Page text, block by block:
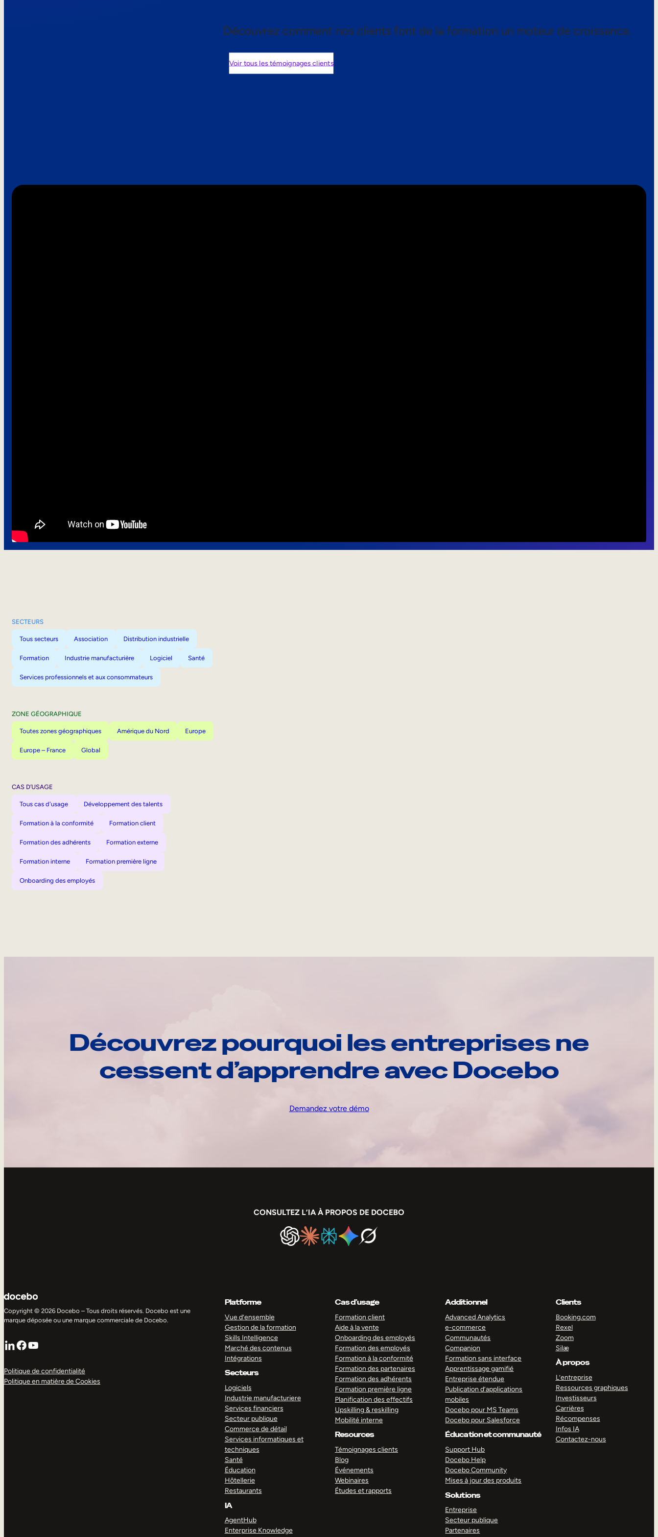
Découvrez comment nos clients font de la formation un moteur de croissance.
Voir tous les témoignages clients
SECTEURS
Tous secteurs Association Distribution industrielle
Formation Industrie manufacturière Logiciel Santé
Services professionnels et aux consommateurs
ZONE GÉOGRAPHIQUE
Toutes zones géographiques Amérique du Nord Europe
Europe – France Global
CAS D’USAGE
Tous cas d'usage Développement des talents
Formation à la conformité Formation client
Formation des adhérents Formation externe
Formation interne Formation première ligne
Onboarding des employés
Découvrez pourquoi les entreprises ne
cessent d’apprendre avec Docebo
Demandez votre démo
CONSULTEZ L’IA À PROPOS DE DOCEBO
Copyright © 2026 Docebo – Tous droits réservés. Docebo est une
marque déposée ou une marque commerciale de Docebo.
LinkedIn
Facebook
YouTube
Politique de confidentialité
Politique en matière de Cookies
Platforme
Vue d’ensemble
Gestion de la formation
Skills Intelligence
Marché des contenus
Intégrations
Secteurs
Logiciels
Industrie manufacturiere
Services financiers
Secteur publique
Commerce de détail
Services informatiques et
techniques
Santé
Éducation
Hôtellerie
Restaurants
IA
AgentHub
Enterprise Knowledge
Cas d’usage
Formation client
Aide à la vente
Onboarding des employés
Formation des employés
Formation à la conformité
Formation des partenaires
Formation des adhérents
Formation première ligne
Planification des effectifs
Upskilling & reskilling
Mobilité interne
Resources
Témoignages clients
Blog
Événements
Webinaires
Études et rapports
Additionnel
Advanced Analytics
e-commerce
Communautés
Companion
Formation sans interface
Apprentissage gamifié
Entreprise étendue
Publication d’applications
mobiles
Docebo pour MS Teams
Docebo pour Salesforce
Éducation et communauté
Support Hub
Docebo Help
Docebo Community
Mises à jour des produits
Solutions
Entreprise
Secteur publique
Partenaires
Clients
Booking.com
Rexel
Zoom
Silæ
À propos
L’entreprise
Ressources graphiques
Investisseurs
Carrières
Récompenses
Infos IA
Contactez-nous